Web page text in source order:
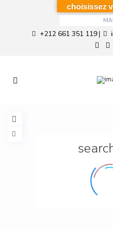
+212 661 351 119|
choisissez